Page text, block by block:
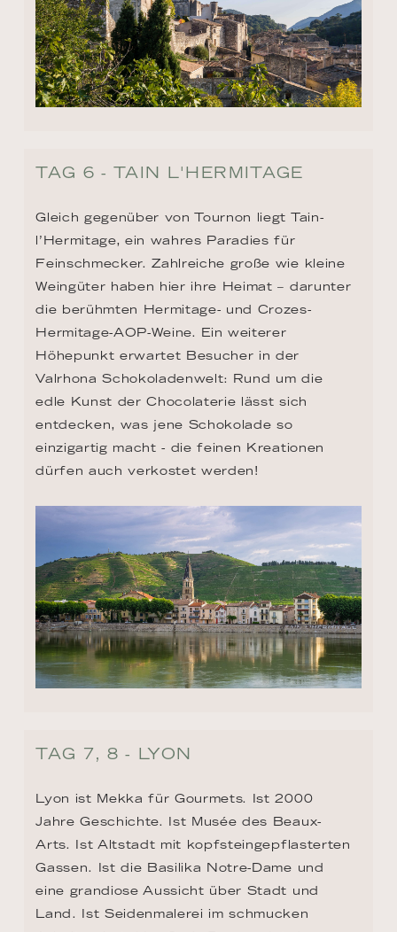
TAG 6 - TAIN L'HERMITAGE
Gleich gegenüber von Tournon liegt Tain-
l’Hermitage, ein wahres Paradies für
Feinschmecker. Zahlreiche große wie kleine
Weingüter haben hier ihre Heimat – darunter
die berühmten Hermitage- und Crozes-
Hermitage-AOP-Weine. Ein weiterer
Höhepunkt erwartet Besucher in der
Valrhona Schokoladenwelt: Rund um die
edle Kunst der Chocolaterie lässt sich
entdecken, was jene Schokolade so
einzigartig macht - die feinen Kreationen
dürfen auch verkostet werden!
TAG 7, 8 - LYON
Lyon ist Mekka für Gourmets. Ist 2000
Jahre Geschichte. Ist Musée des Beaux-
Arts. Ist Altstadt mit kopfsteingepflasterten
Gassen. Ist die Basilika Notre-Dame und
eine grandiose Aussicht über Stadt und
Land. Ist Seidenmalerei im schmucken